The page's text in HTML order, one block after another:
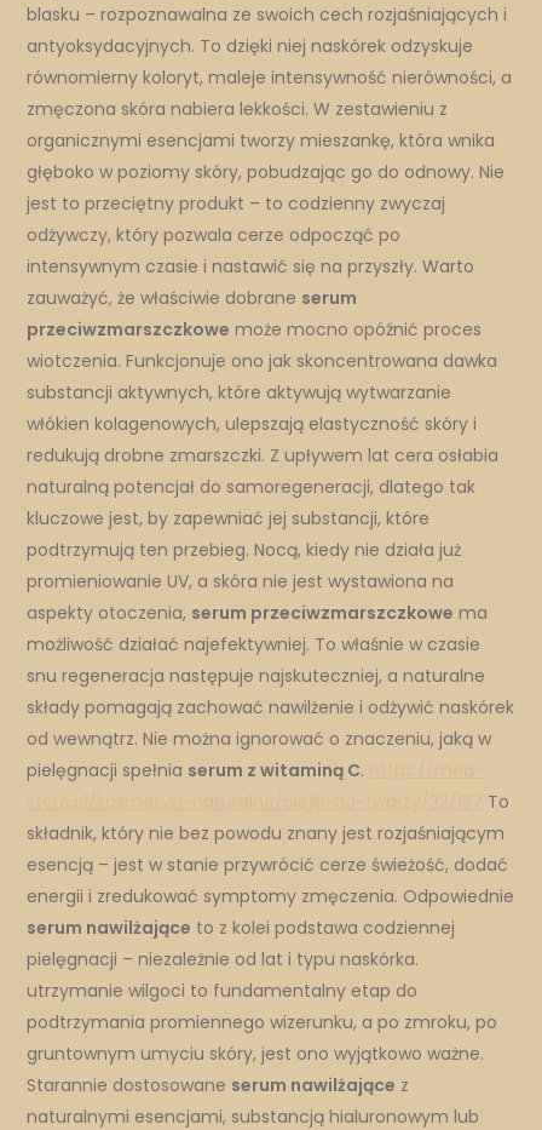
blasku – rozpoznawalna ze swoich cech rozjaśniających i
antyoksydacyjnych. To dzięki niej naskórek odzyskuje
równomierny koloryt, maleje intensywność nierówności, a
zmęczona skóra nabiera lekkości. W zestawieniu z
organicz­nymi esencjami tworzy mieszankę, która wnika
głęboko w poziomy skóry, pobudzając go do odnowy. Nie
jest to przeciętny produkt – to codzienny zwyczaj
odżywczy, który pozwala cerze odpocząć po
intensywnym czasie i nastawić się na przyszły. Warto
zauważyć, że właściwie dobrane serum
przeciwzmarszczkowe może mocno opóźnić proces
wiotczenia. Funkcjonuje ono jak skoncentrowana dawka
substancji aktywnych, które aktywują wytwarzanie
włókien kolagenowych, ulepszają elastyczność skóry i
redukują drobne zmarszczki. Z upływem lat cera osłabia
naturalną potencjał do samoregeneracji, dlatego tak
kluczowe jest, by zapewniać jej substancji, które
podtrzymują ten przebieg. Nocą, kiedy nie działa już
promieniowanie UV, a skóra nie jest wystawiona na
aspekty otoczenia, serum przeciwzmarszczkowe ma
możliwość działać najefektywniej. To właśnie w czasie
snu regeneracja następuje najskuteczniej, a naturalne
składy pomagają zachować nawilżenie i odżywić naskórek
od wewnątrz. Nie można ignorować o znaczeniu, jaką w
pielęgnacji spełnia serum z witaminą C.
To
składnik, który nie bez powodu znany jest rozjaśniającym
esencją – jest w stanie przywrócić cerze świeżość, dodać
energii i zredukować symptomy zmęczenia. Odpowiednie
serum nawilżające to z kolei podstawa codziennej
pielęgnacji – niezależnie od lat i typu naskórka.
utrzymanie wilgoci to fundamentalny etap do
podtrzymania promiennego wizerunku, a po zmroku, po
gruntownym umyciu skóry, jest ono wyjątkowo ważne.
Starannie dostosowane serum nawilżające z
naturalnymi esencjami, substancją hialuronowym lub